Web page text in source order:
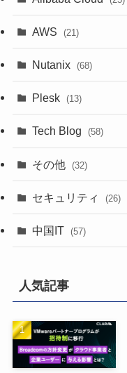
AWS (21)
Nutanix (68)
Plesk (13)
Tech Blog (58)
その他 (32)
セキュリティ (26)
中国IT (57)
人気記事